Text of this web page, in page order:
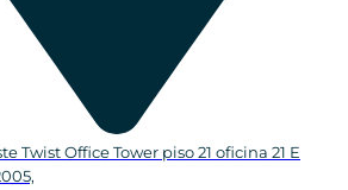
Twist Office Tower piso 21 oficina 21 E